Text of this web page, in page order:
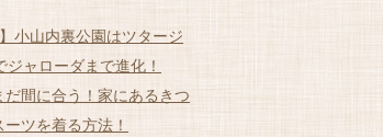
小山内裏公園はツタージ
ジャローダまで進化！
だ間に合う！家にあるきつ
ツを着る方法！